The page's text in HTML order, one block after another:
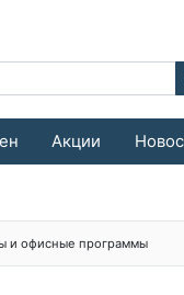
Акции
и офисные программы